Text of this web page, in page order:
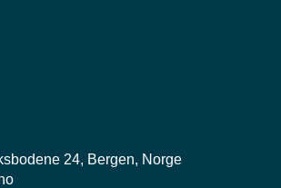
24, Bergen, Norge